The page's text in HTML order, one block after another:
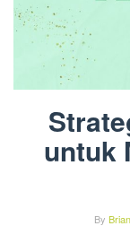
untuk
By